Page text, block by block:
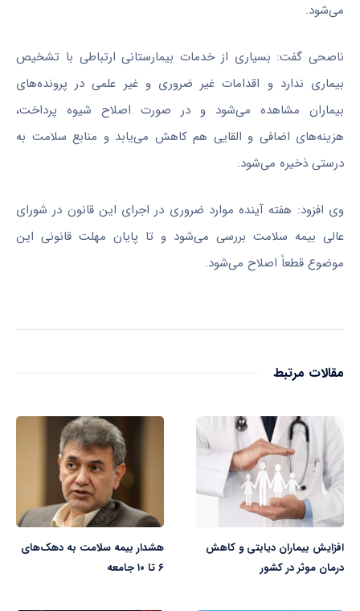
می‌شود.
ناصحی گفت: بسیاری از خدمات بیمارستانی ارتباطی با تشخیص
بیماری ندارد و اقدامات غیر ضروری و غیر علمی در پرونده‌های
بیماران مشاهده می‌شود و در صورت اصلاح شیوه پرداخت،
هزینه‌های اضافی و القایی هم کاهش می‌یابد و منابع سلامت به
درستی ذخیره می‌شود.
وی افزود: هفته آینده موارد ضروری در اجرای این قانون در شورای
عالی بیمه سلامت بررسی می‌شود و تا پایان مهلت قانونی این
موضوع قطعاً اصلاح می‌شود.
مقالات مرتبط
افزایش بیماران دیابتی و کاهش
درمان موثر در کشور
هشدار بیمه سلامت به دهک‌های
۶ تا ۱۰ جامعه